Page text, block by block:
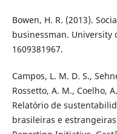
Bowen, H. R. (2013).
businessman. University
1609381967.
Campos, L. M. D. S.,
Rossetto, A. M., Coelho,
Relatório de
brasileiras e